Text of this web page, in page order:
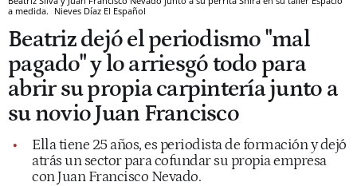
a medida. Nieves Díaz El Español
Beatriz dejó el periodismo "mal
pagado" y lo arriesgó todo para
abrir su propia carpintería junto a
su novio Juan Francisco
Ella tiene 25 años, es periodista de formación y dejó
atrás un sector para cofundar su propia empresa
con Juan Francisco Nevado.